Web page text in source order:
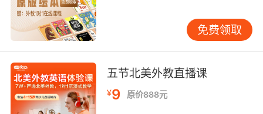
免费领取
五节北美外教直播课
¥9 原价888元